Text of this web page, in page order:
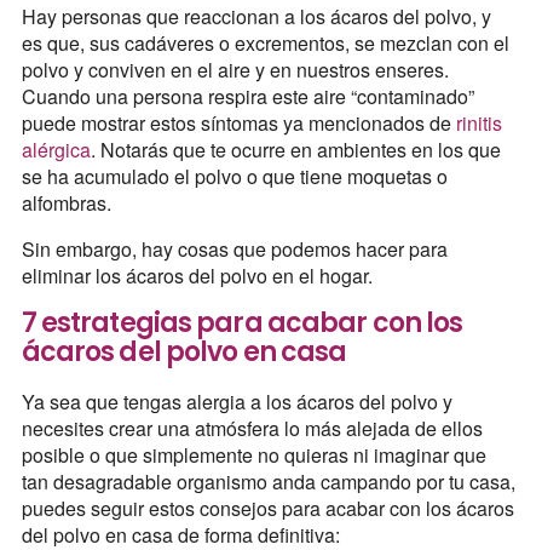
Hay personas que reaccionan a los ácaros del polvo, y
es que, sus cadáveres o excrementos, se mezclan con el
polvo y conviven en el aire y en nuestros enseres.
Cuando una persona respira este aire “contaminado”
puede mostrar estos síntomas ya mencionados de rinitis
alérgica. Notarás que te ocurre en ambientes en los que
se ha acumulado el polvo o que tiene moquetas o
alfombras.
Sin embargo, hay cosas que podemos hacer para
eliminar los ácaros del polvo en el hogar.
7 estrategias para acabar con los
ácaros del polvo en casa
Ya sea que tengas alergia a los ácaros del polvo y
necesites crear una atmósfera lo más alejada de ellos
posible o que simplemente no quieras ni imaginar que
tan desagradable organismo anda campando por tu casa,
puedes seguir estos consejos para acabar con los ácaros
del polvo en casa de forma definitiva: